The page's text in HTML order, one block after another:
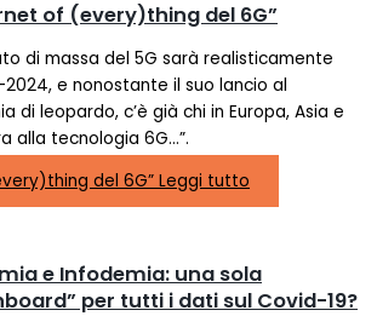
of (every)thing del 6G”
di massa del 5G sarà realisticamente
e nonostante il suo lancio al
di leopardo, c’è già chi in Europa, Asia e
alla tecnologia 6G…”.
del 6G” Leggi tutto
e Infodemia: una sola
per tutti i dati sul Covid-19?